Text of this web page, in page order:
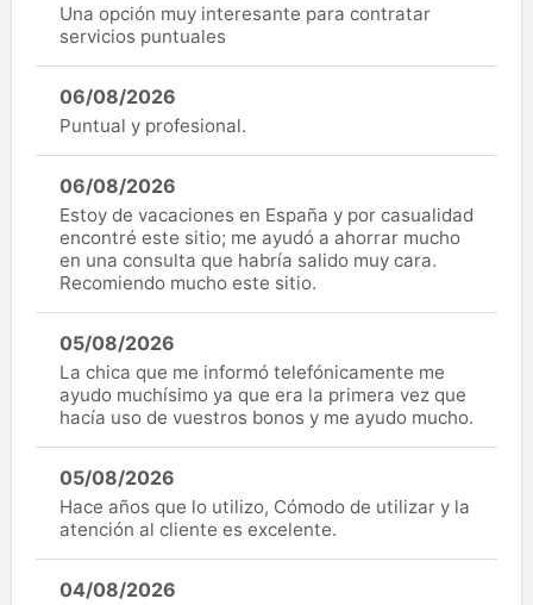
Una opción muy interesante para contratar
servicios puntuales
06/08/2026
Puntual y profesional.
06/08/2026
Estoy de vacaciones en España y por casualidad
encontré este sitio; me ayudó a ahorrar mucho
en una consulta que habría salido muy cara.
Recomiendo mucho este sitio.
05/08/2026
La chica que me informó telefónicamente me
ayudo muchísimo ya que era la primera vez que
hacía uso de vuestros bonos y me ayudo mucho.
05/08/2026
Hace años que lo utilizo, Cómodo de utilizar y la
atención al cliente es excelente.
04/08/2026